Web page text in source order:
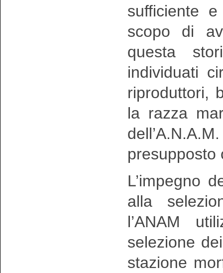
sufficiente
scopo di
questa
individuati
riproduttori,
la razza
presupposto
L’impegno
alla
l’ANAM
selezione
stazione